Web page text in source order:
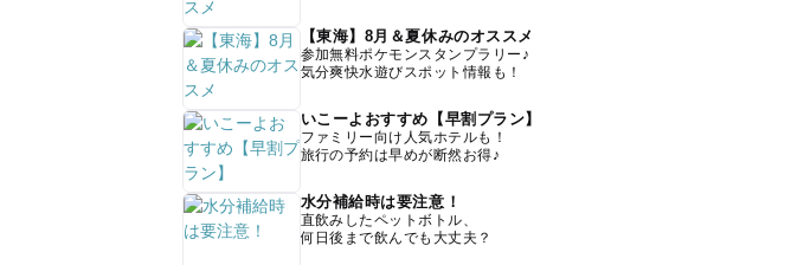
【東海】8月＆夏休みのオススメ
参加無料ポケモンスタンプラリー♪
気分爽快水遊びスポット情報も！
いこーよおすすめ【早割プラン】
ファミリー向け人気ホテルも！
旅行の予約は早めが断然お得♪
水分補給時は要注意！
直飲みしたペットボトル、
何日後まで飲んでも大丈夫？